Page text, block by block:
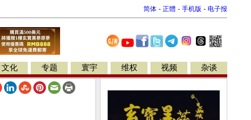
简体 - 正體 - 手机版 - 电子报
文化 专题 寰宇 维权 视频 杂谈